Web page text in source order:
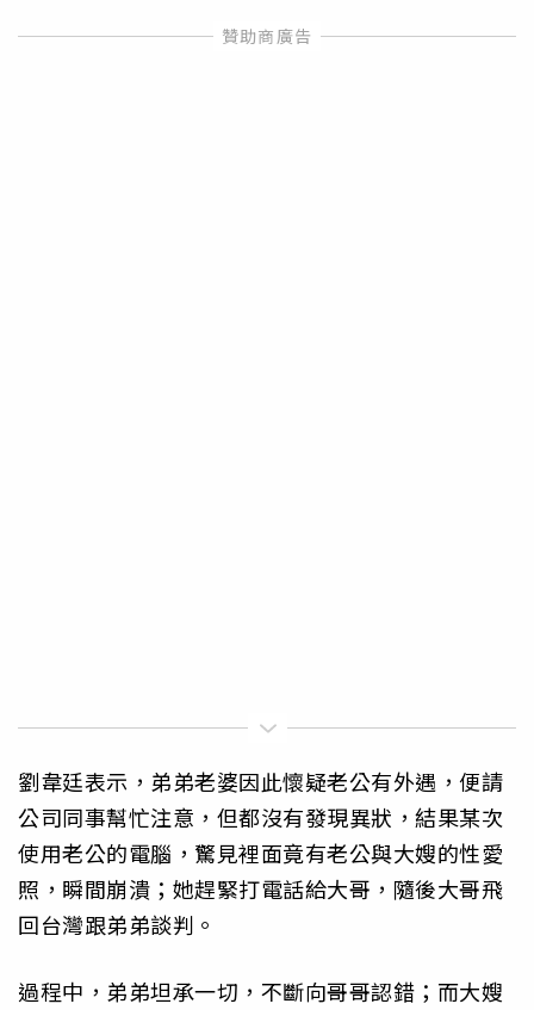
劉韋廷表示，弟弟老婆因此懷疑老公有外遇，便請
公司同事幫忙注意，但都沒有發現異狀，結果某次
使用老公的電腦，驚見裡面竟有老公與大嫂的性愛
照，瞬間崩潰；她趕緊打電話給大哥，隨後大哥飛
回台灣跟弟弟談判。
過程中，弟弟坦承一切，不斷向哥哥認錯；而大嫂